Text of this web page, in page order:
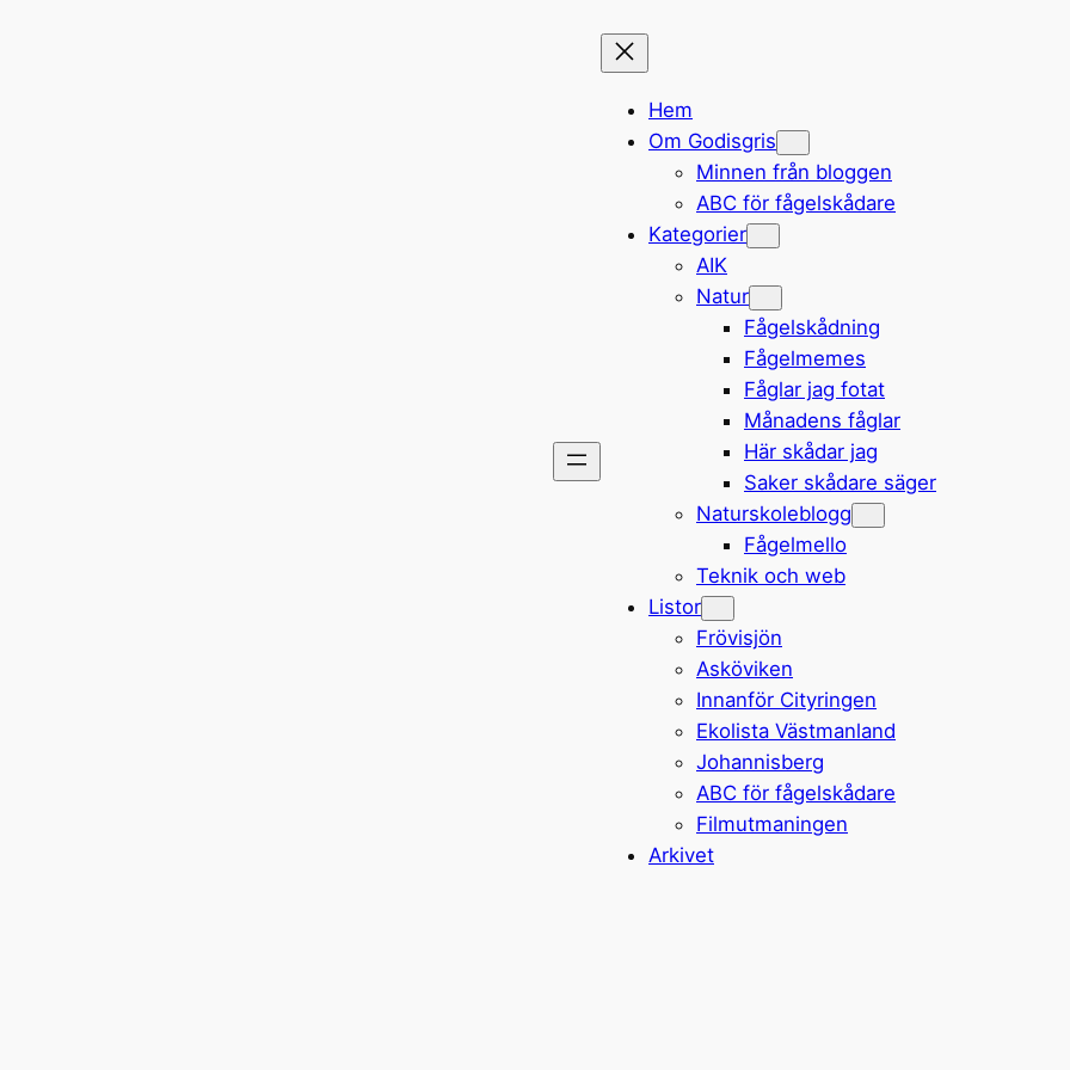
Hem
Om Godisgris
Minnen från bloggen
ABC för fågelskådare
Kategorier
AIK
Natur
Fågelskådning
Fågelmemes
Fåglar jag fotat
Månadens fåglar
Här skådar jag
Saker skådare säger
Naturskoleblogg
Fågelmello
Teknik och web
Listor
Frövisjön
Asköviken
Innanför Cityringen
Ekolista Västmanland
Johannisberg
ABC för fågelskådare
Filmutmaningen
Arkivet